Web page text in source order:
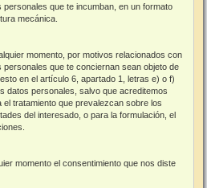
que te incumban, en un formato
mecánica.
momento, por motivos relacionados con
personales que te conciernan sean objeto de
en el artículo 6, apartado 1, letras e) o f)
datos personales, salvo que acreditemos
tratamiento que prevalezcan sobre los
del interesado, o para la formulación, el
momento el consentimiento que nos diste